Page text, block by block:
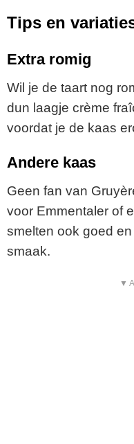
Tips en
Extra romig
Wil je de taart nog
dun laagje crème
voordat je de kaas
Andere kaas
Geen fan van
voor Emmentaler of
smelten ook goed
smaak.
▼